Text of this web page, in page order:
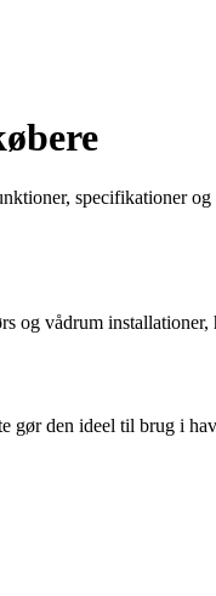
specifikationer
og vådrum
den ideel til brug i